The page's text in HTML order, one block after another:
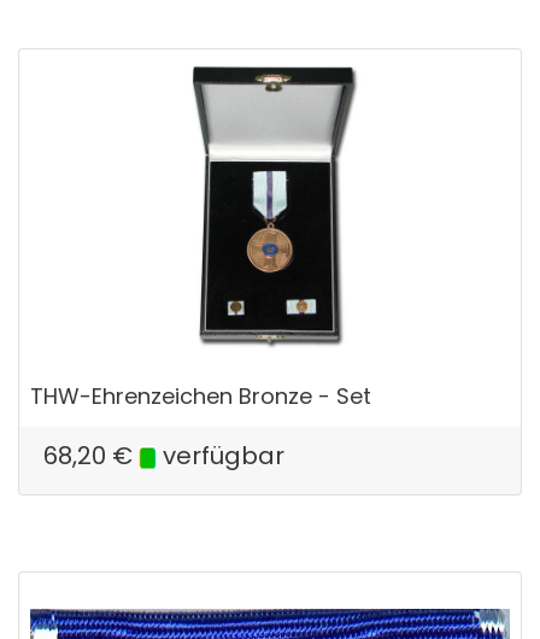
THW-Ehrenzeichen Bronze - Set
68,20 € verfügbar